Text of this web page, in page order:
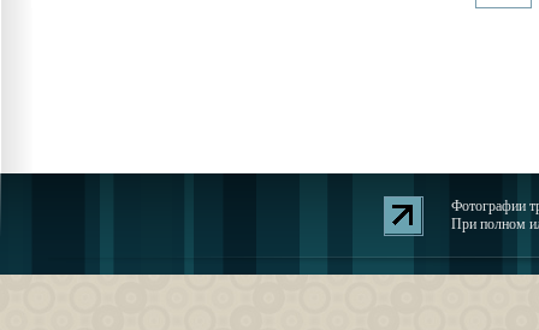
Фотографии
При полном